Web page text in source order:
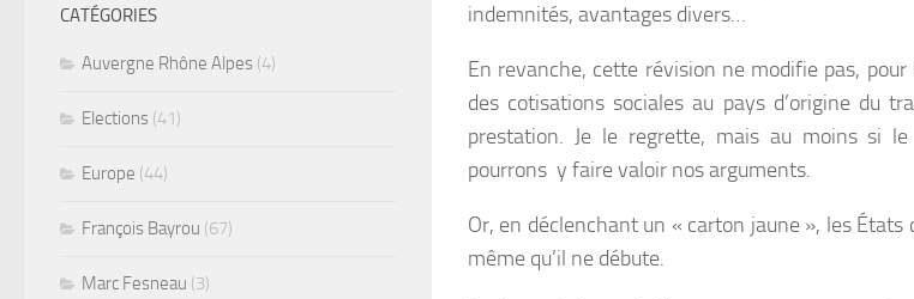
indemnités, avantages divers…
En revanche, cette révision ne modifie pas,
des cotisations sociales au pays d’origine du
prestation. Je le regrette, mais au moins si le
pourrons y faire valoir nos arguments.
Or, en déclenchant un « carton jaune », les
même qu’il ne débute.
CATÉGORIES
Auvergne Rhône Alpes (4)
Elections (41)
Europe (44)
François Bayrou (67)
Marc Fesneau (3)